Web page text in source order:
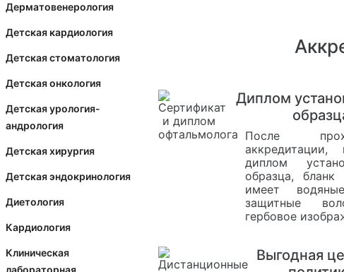
Дерматовенерология
Детская кардиология
Детская стоматология
Детская онкология
Детская урология-
андрология
Детская хирургия
Детская эндокринология
Диетология
Кардиология
Клиническая
лабораторная
Диплом
После
аккредитации,
диплом
образца, бланк
имеет
защитные
гербовое
Выгодная